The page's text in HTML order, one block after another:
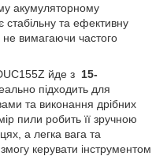
акумуляторному
та ефективну
вимагаючи частого
йде з 15-
підходить для
та виконання дрібних
пили робить її зручною
а легка вага та
керувати інструментом